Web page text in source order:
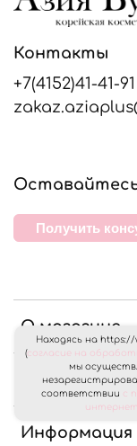
О магазине
Клиентам
Информация
Контакты
+7(4152)41-41-91
Оставайтесь
Получить
Находясь на https://
(согласие на
мы
соответствии с
интернет